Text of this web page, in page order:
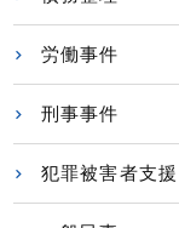
労働事件
刑事事件
犯罪被害者支援